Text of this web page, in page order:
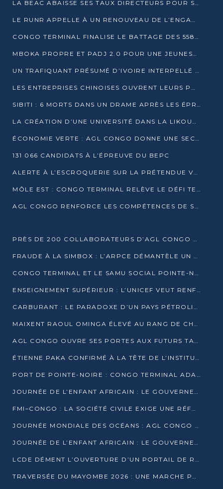
LA BEAC ABAISSE SES TAUX DIRECTEURS POUR SOUTENIR LA CROISSANCE EN ZONE CEMAC
LE RUNR APPELLE À UN RENOUVEAU DE L’ENGAGEMENT MILITANT
CONGO TERMINAL FINALISE LE BATTAGE DES 558 PIEUX DU FUTUR QUAI DU MÔLE EST
MBOKA PROPRE ET PADJ 2.0 POUR UNE JEUNESSE PLUS AUTONOME
UN TRAFIQUANT PRÉSUMÉ D’IVOIRE INTERPELLÉ À DOLISIE
LES ENTREPRISES CHINOISES OUVRENT LEURS PORTES AUX JEUNES DIPLÔMÉS
SIBITI : 6 MORTS DANS UN DRAME APRÈS LES ÉPREUVES DU BEPC
LA CRÉATION D’UNE UNIVERSITÉ DANS LA LIKOUALA AU CŒUR D’UNE RÉFLEXION NATIONALE
ÉCONOMIE VERTE : AGL CONGO DONNE UNE SECONDE VIE À SES DÉCHETS INDUSTRIELS
131 066 CANDIDATS À L’ÉPREUVE DU BEPC
ALERTE À L’ESCROQUERIE SUR LA PRÉTENDUE VENTE DE PARCELLES AFAT
MÔLE EST : CONGO TERMINAL RELÈVE LE DÉFI TECHNIQUE DES SABLES BITUMINEUX
AGL CONGO RENFORCE LES COMPÉTENCES DE SES ÉQUIPES AVEC LA CERTIFICATION CACES® R483
PRÈS DE 200 COLLABORATEURS D’AGL CONGO EN FORMATION JUSQU’EN JUILLET
FRAUDE À LA SIMBOX : L’ARPCE DÉMANTÈLE UN RÉSEAU UTILISANT DES CARTES SIM OUGANDAISES
CONGO TERMINAL ET LE SAMU SOCIAL POINTE-NOIRE RENOUVELLENT LEUR PARTENARIAT EN FAVEUR DES JEUNES VULNÉRABLES
ENSEIGNEMENT SUPÉRIEUR : L’UNICEF VEUT RENFORCER LA RECHERCHE SUR LES QUESTIONS DE L’ENFANCE
CARBURANT : LE PARADOXE D’UN PAYS PÉTROLIER CONFRONTÉ À DES PÉNURIES RÉCURRENTES
MAIXENT RAOUL OMINGA ÉLEVÉ AU RANG DE CHEVALIER DE L’ORDRE DE L’AMITIÉ ENTRE LA RUSSIE ET LE CONGO
AGL CONGO OUVRE SES PORTES AUX FUTURS TALENTS DE LA LOGISTIQUE
ÉTIENNE PAKA CONFIRMÉ À LA TÊTE DE L’INSTITUT GÉOGRAPHIQUE NATIONAL
PORT DE POINTE-NOIRE : CONGO TERMINAL ADAPTE SON DRAGAGE AUX SABLES BITUMINEUX
JOURNÉE DE L’ENFANT AFRICAIN : LE GOUVERNEMENT RÉAFFIRME SON ENGAGEMENT POUR L’ACCÈS À L’EAU ET À L’ASSAINISSEMENT
FMI–CONGO : LA SOCIÉTÉ CIVILE EXIGE UNE RÉFORME DE LA FISCALITÉ PÉTROLIÈRE
JOURNÉE MONDIALE DES OCÉANS : AGL CONGO MOBILISE SES COLLABORATEURS POUR LA PRÉSERVATION DE LA BIODIVERSITÉ MARINE
JOURNÉE DE L’ENFANT AFRICAIN : LE GOUVERNEMENT MOBILISÉ POUR L’HYGIÈNE DANS LES ORPHELINATS
LCDE DÉMENT L’OUVERTURE D’UN PORTAIL DE RECRUTEMENT ET APPELLE À LA VIGILANCE
TRAVERSÉE DU MAYOMBE 2026 : UNE MARCHE POUR SENSIBILISER ET DÉPISTER AU DIABÈTE